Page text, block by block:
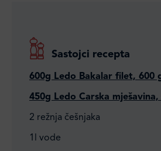
Sastojci recepta
600g Ledo Bakalar filet, 600
450g Ledo Carska mješavina,
2 režnja češnjaka
1l vode